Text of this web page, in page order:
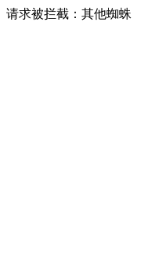
请求被拦截：其他蜘蛛